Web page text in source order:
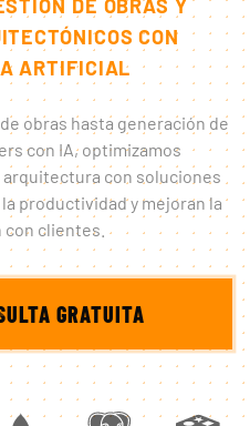
DE OBRAS Y
CON
ARTIFICIAL
obras hasta generación de
con IA, optimizamos
con soluciones
productividad y mejoran la
clientes.
GRATUITA